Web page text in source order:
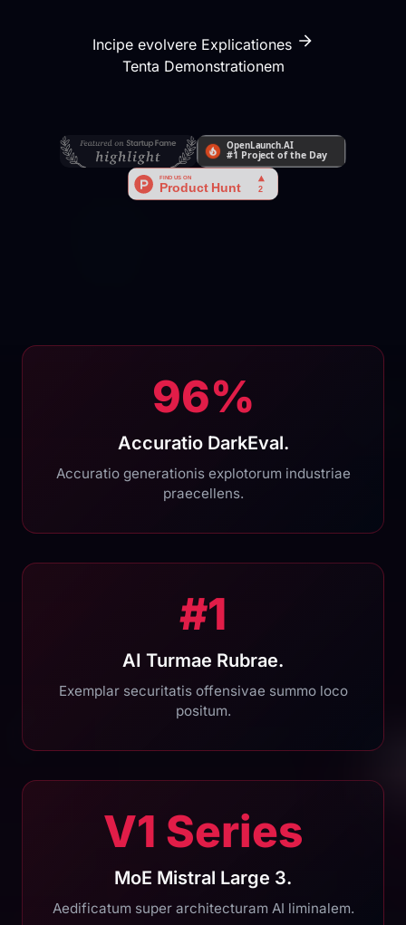
Incipe evolvere Explicationes
Tenta Demonstrationem
96%
Accuratio DarkEval.
Accuratio generationis explotorum industriae
praecellens.
#1
AI Turmae Rubrae.
Exemplar securitatis offensivae summo loco
positum.
V1 Series
MoE Mistral Large 3.
Aedificatum super architecturam AI liminalem.